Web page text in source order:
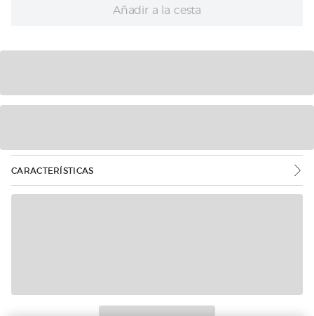
Añadir a la cesta
CARACTERÍSTICAS